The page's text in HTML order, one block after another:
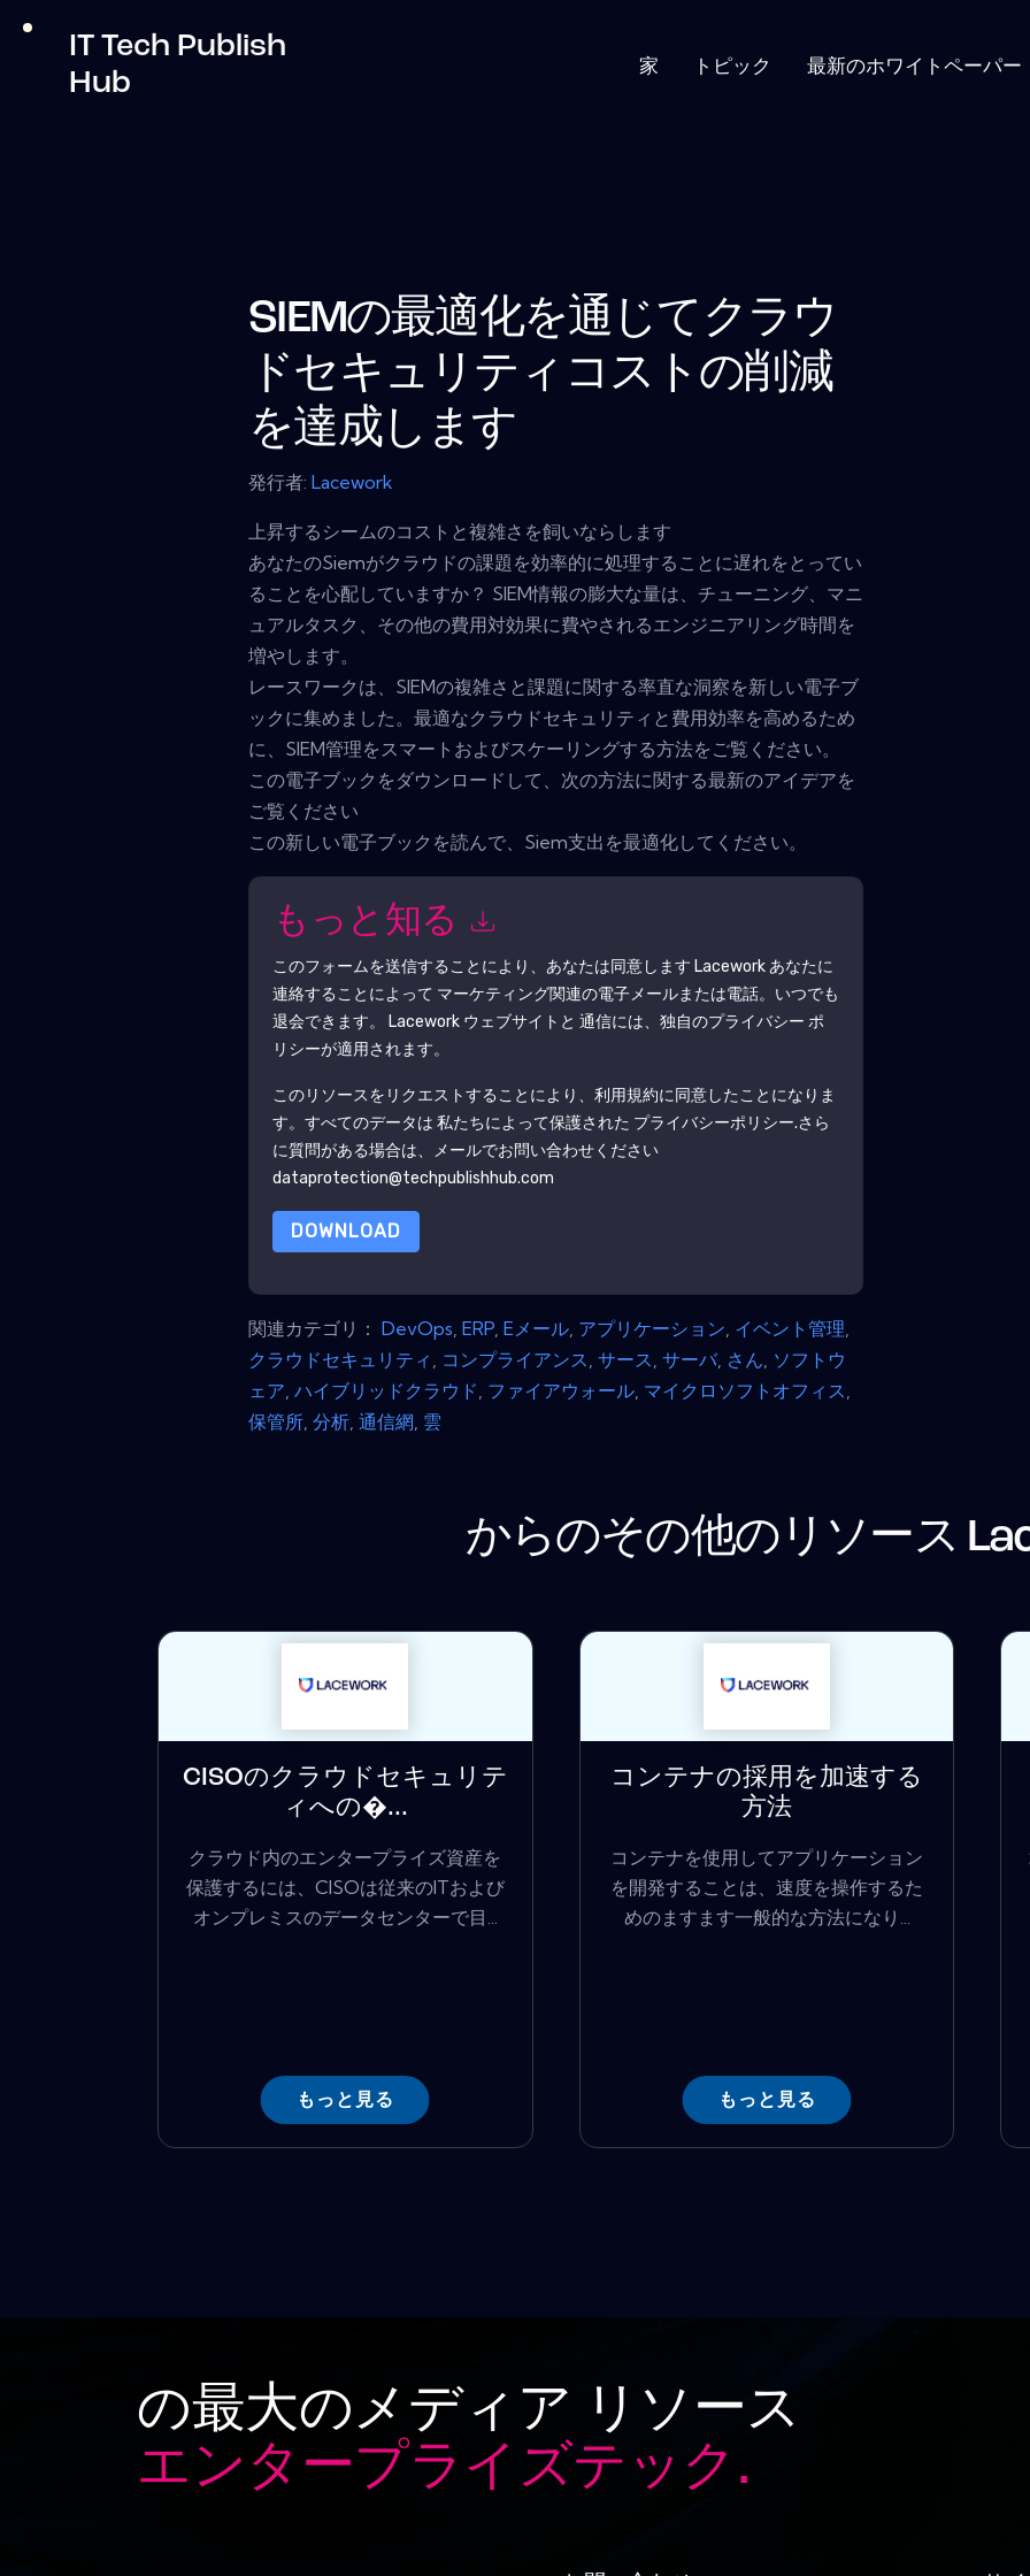
IT Tech Publish
Hub
家 トピック 最新のホワイトペーパー
SIEMの最適化を通じてクラウ
ドセキュリティコストの削減
を達成します
発行者:Lacework
上昇するシームのコストと複雑さを飼いならします
あなたのSiemがクラウドの課題を効率的に処理することに遅れをとってい
ることを心配していますか？ SIEM情報の膨大な量は、チューニング、マニ
ュアルタスク、その他の費用対効果に費やされるエンジニアリング時間を
増やします。
レースワークは、SIEMの複雑さと課題に関する率直な洞察を新しい電子ブ
ックに集めました。最適なクラウドセキュリティと費用効率を高めるため
に、SIEM管理をスマートおよびスケーリングする方法をご覧ください。
この電子ブックをダウンロードして、次の方法に関する最新のアイデアを
ご覧ください
この新しい電子ブックを読んで、Siem支出を最適化してください。
もっと知る
このフォームを送信することにより、あなたは同意します Laceworkあなたに
連絡することによって マーケティング関連の電子メールまたは電話。いつでも
退会できます。
Lacework ウェブサイトと 通信には、独自のプライバシー ポ
リシーが適用されます。
このリソースをリクエストすることにより、利用規約に同意したことになりま
す。すべてのデータは 私たちによって保護された プライバシーポリシー.さら
に質問がある場合は、メールでお問い合わせください
dataprotection@techpublishhub.com
DOWNLOAD
関連カテゴリ：DevOps,ERP,Eメール, アプリケーション, イベント管理,
クラウドセキュリティ , コンプライアンス,サース,サーバ, さん, ソフトウ
ェア,ハイブリッドクラウド, ファイアウォール, マイクロソフトオフィス,
保管所,分析,通信網, 雲
からのその他のリソース
CISOのクラウドセキュリテ
ィへの�...
クラウド内のエンタープライズ資産を
保護するには、CISOは従来のITおよび
オンプレミスのデータセンターで目...
もっと見る
コンテナの採用を加速する
方法
コンテナを使用してアプリケーション
を開発することは、速度を操作するた
めのますます一般的な方法になり...
もっと見る
の最大のメディア リソース
エンタープライズテック.